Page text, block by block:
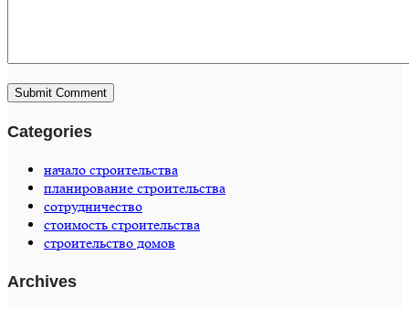
Categories
начало строительства
планирование строительства
сотрудничество
стоимость строительства
строительство домов
Archives